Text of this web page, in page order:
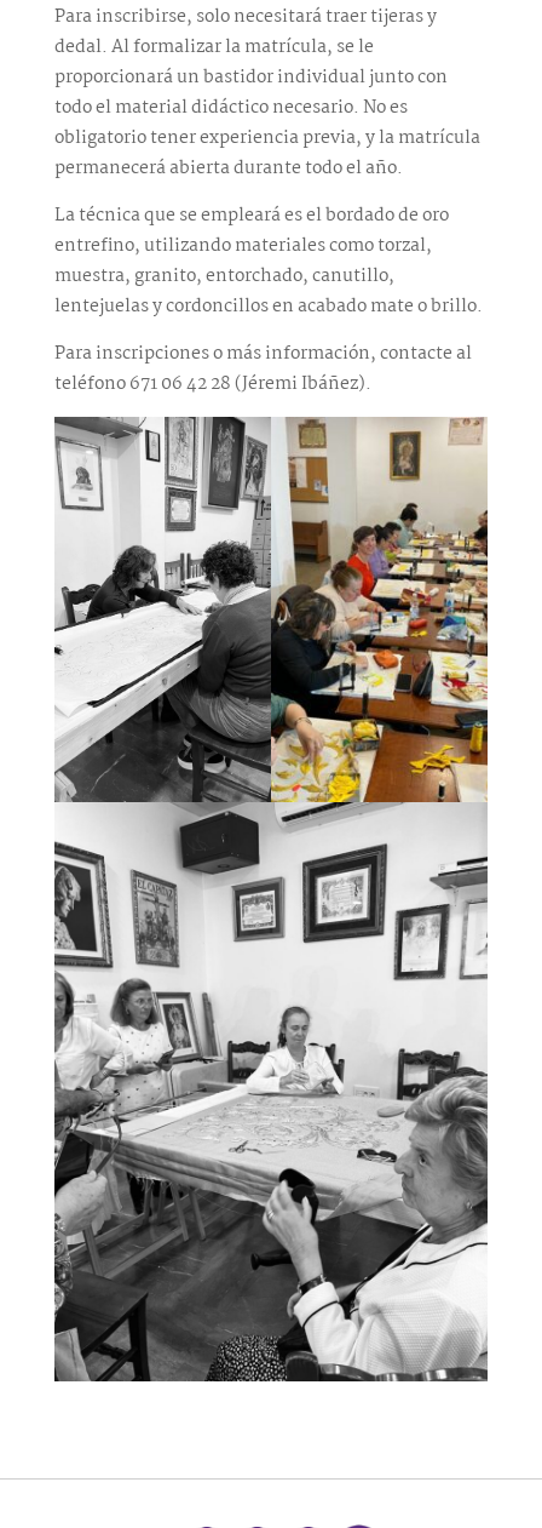
Para inscribirse, solo necesitará traer tijeras y
dedal. Al formalizar la matrícula, se le
proporcionará un bastidor individual junto con
todo el material didáctico necesario. No es
obligatorio tener experiencia previa, y la matrícula
permanecerá abierta durante todo el año.
La técnica que se empleará es el bordado de oro
entrefino, utilizando materiales como torzal,
muestra, granito, entorchado, canutillo,
lentejuelas y cordoncillos en acabado mate o brillo.
Para inscripciones o más información, contacte al
teléfono 671 06 42 28 (Jéremi Ibáñez).